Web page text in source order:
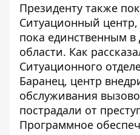
Президенту также
Ситуационный
пока единственным
области. Как
Ситуационного
Баранец, центр
обслуживания
пострадали от
Программное